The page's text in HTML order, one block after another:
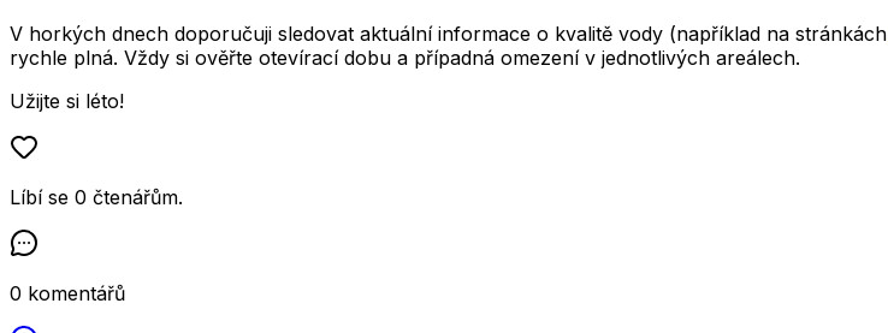
V horkých dnech doporučuji sledovat aktuální informace o kvalitě vody (například na stránkách
rychle plná. Vždy si ověřte otevírací dobu a případná omezení v jednotlivých areálech.
Užijte si léto!
Líbí se 0 čtenářům.
0 komentářů